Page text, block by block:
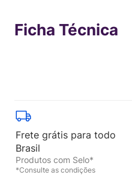
Ficha Técnica
Frete grátis para todo
Brasil
Produtos com Selo*
*Consulte as condições